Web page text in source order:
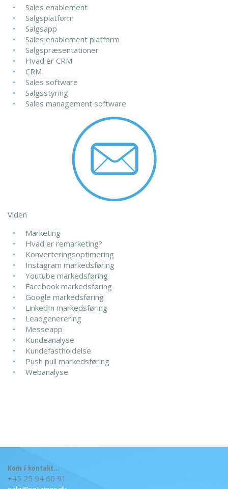
Sales enablement
Salgsplatform
Salgsapp
Sales enablement platform
Salgspræsentationer
Hvad er CRM
CRM
Sales software
Salgsstyring
Sales management software
Viden
Marketing
Hvad er remarketing?
Konverteringsoptimering
Instagram markedsføring
Youtube markedsføring
Facebook markedsføring
Google markedsføring
LinkedIn markedsføring
Leadgenerering
Messeapp
Kundeanalyse
Kundefastholdelse
Push pull markedsføring
Webanalyse
Kom i kontakt...
+45 25 94 60 91